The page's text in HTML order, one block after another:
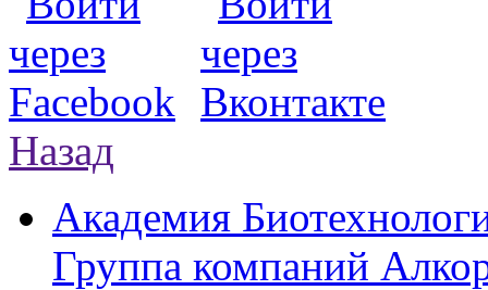
Назад
Академия
Группа компаний